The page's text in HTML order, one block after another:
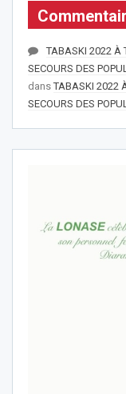
TABASKI 2022 À
SECOURS DES
dansTABASKI 2022
SECOURS DES